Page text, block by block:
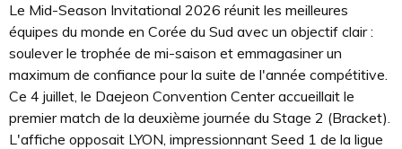
Le Mid-Season Invitational 2026 réunit les meilleures
équipes du monde en Corée du Sud avec un objectif clair :
soulever le trophée de mi-saison et emmagasiner un
maximum de confiance pour la suite de l'année compétitive.
Ce 4 juillet, le Daejeon Convention Center accueillait le
premier match de la deuxième journée du Stage 2 (Bracket).
L'affiche opposait LYON, impressionnant Seed 1 de la ligue